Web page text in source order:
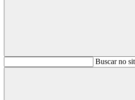
BuscarBuscar no